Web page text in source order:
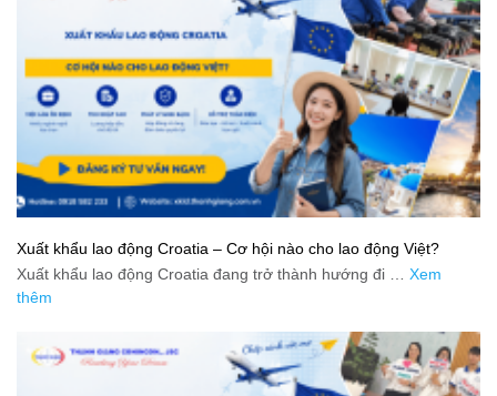
Xuất khẩu lao động Croatia – Cơ hội nào cho lao động Việt?
Xuất khẩu lao động Croatia đang trở thành hướng đi … Xem
thêm